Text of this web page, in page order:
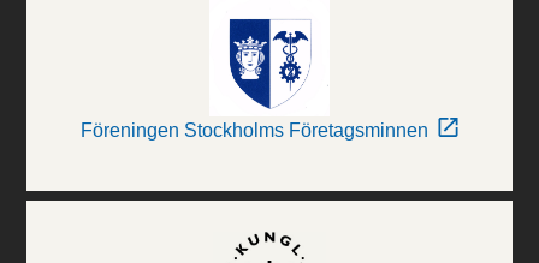
Föreningen Stockholms Företagsminnen